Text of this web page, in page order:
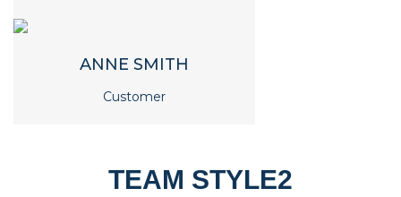
ANNE SMITH
Customer
TEAM STYLE2